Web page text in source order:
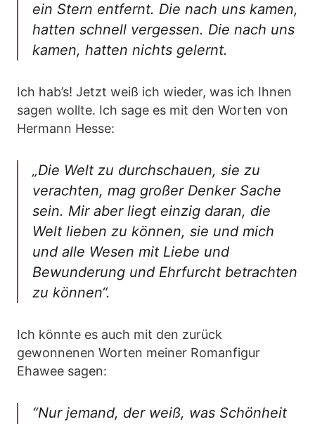
ein Stern entfernt. Die nach uns kamen,
hatten schnell vergessen. Die nach uns
kamen, hatten nichts gelernt.
Ich hab’s! Jetzt weiß ich wieder, was ich Ihnen
sagen wollte. Ich sage es mit den Worten von
Hermann Hesse:
„Die Welt zu durchschauen, sie zu
verachten, mag großer Denker Sache
sein. Mir aber liegt einzig daran, die
Welt lieben zu können, sie und mich
und alle Wesen mit Liebe und
Bewunderung und Ehrfurcht betrachten
zu können“.
Ich könnte es auch mit den zurück
gewonnenen Worten meiner Romanfigur
Ehawee sagen:
“Nur jemand, der weiß, was Schönheit